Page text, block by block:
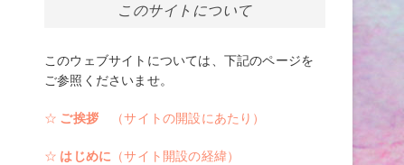
このサイトについて
このウェブサイトについては、下記のページを
ご参照くださいませ。
☆ ご挨拶 （サイトの開設にあたり）
☆ はじめに （サイト開設の経緯）